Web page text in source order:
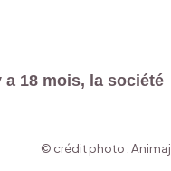
18 mois, la société
© crédit photo : Animaj